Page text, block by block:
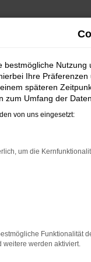
|
DEM VW
reichen
setzen.
paar Tipps, die dir
bestmögliche
Ihre
späteren
zum Umfang der
von uns eingesetzt:
um die
Funktionalität
weitere werden aktiviert.